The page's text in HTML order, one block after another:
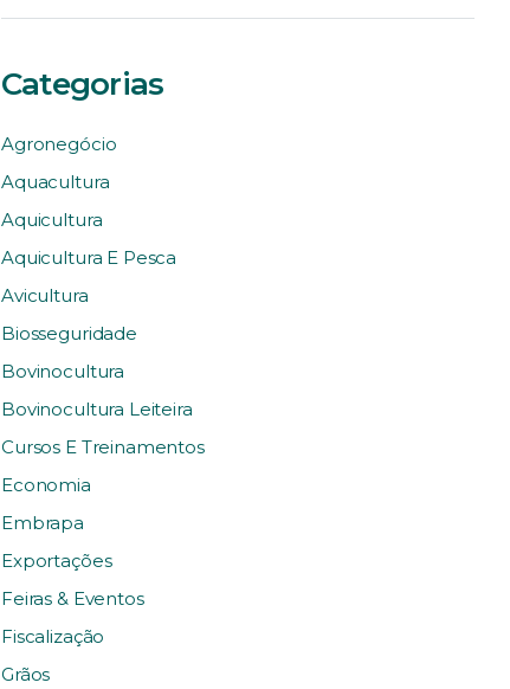
Categorias
Agronegócio
Aquacultura
Aquicultura
Aquicultura E Pesca
Avicultura
Biosseguridade
Bovinocultura
Bovinocultura Leiteira
Cursos E Treinamentos
Economia
Embrapa
Exportações
Feiras & Eventos
Fiscalização
Grãos